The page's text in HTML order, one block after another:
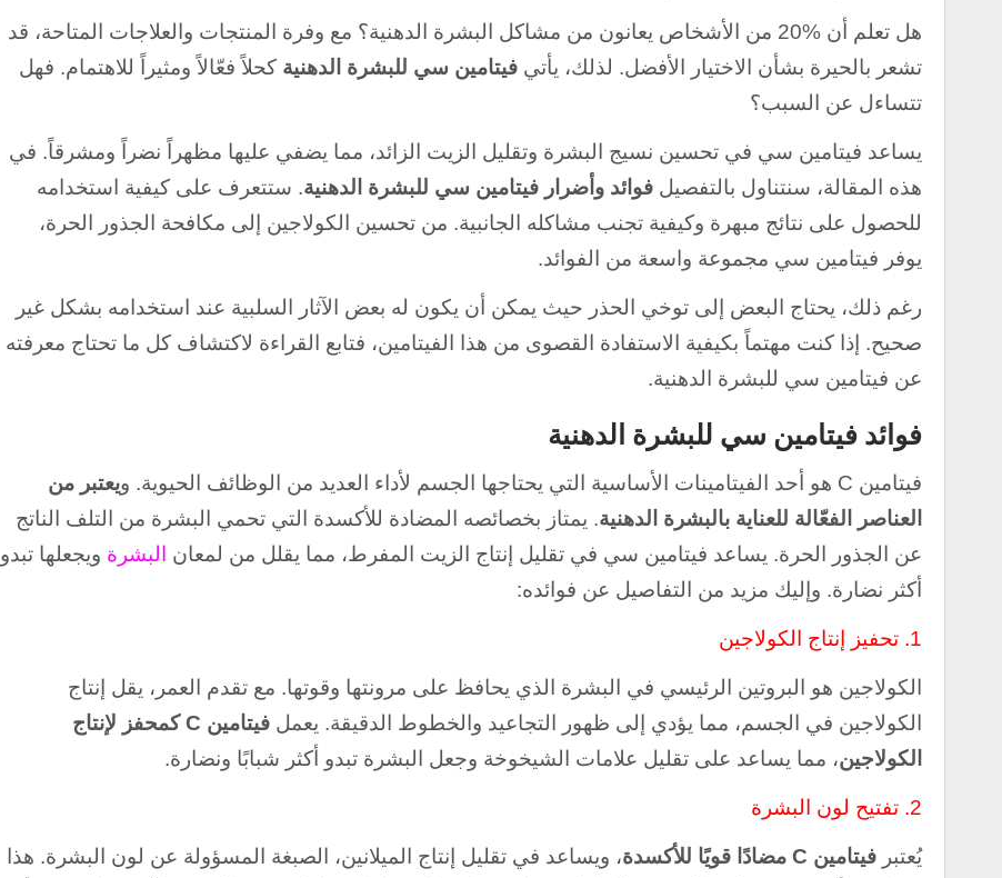
هل تعلم أن %20 من الأشخاص يعانون من مشاكل البشرة الدهنية؟ مع وفرة المنتجات والعلاجات المتاحة، قد
تشعر بالحيرة بشأن الاختيار الأفضل. لذلك، يأتي فيتامين سي للبشرة الدهنية كحلاً فعّالاً ومثيراً للاهتمام. فهل
تتساءل عن السبب؟
يساعد فيتامين سي في تحسين نسيج البشرة وتقليل الزيت الزائد، مما يضفي عليها مظهراً نضراً ومشرقاً. في
هذه المقالة، سنتناول بالتفصيل فوائد وأضرار فيتامين سي للبشرة الدهنية. ستتعرف على كيفية استخدامه
للحصول على نتائج مبهرة وكيفية تجنب مشاكله الجانبية. من تحسين الكولاجين إلى مكافحة الجذور الحرة،
يوفر فيتامين سي مجموعة واسعة من الفوائد.
رغم ذلك، يحتاج البعض إلى توخي الحذر حيث يمكن أن يكون له بعض الآثار السلبية عند استخدامه بشكل غير
صحيح. إذا كنت مهتماً بكيفية الاستفادة القصوى من هذا الفيتامين، فتابع القراءة لاكتشاف كل ما تحتاج معرفته
عن فيتامين سي للبشرة الدهنية.
فوائد فيتامين سي للبشرة الدهنية
فيتامين C هو أحد الفيتامينات الأساسية التي يحتاجها الجسم لأداء العديد من الوظائف الحيوية. و
يعتبر من
العناصر الفعّالة للعناية بالبشرة الدهنية. يمتاز بخصائصه المضادة للأكسدة التي تحمي البشرة من التلف الناتج
عن الجذور الحرة. يساعد فيتامين سي في تقليل إنتاج الزيت المفرط، مما يقلل من لمعان البشرة ويجعلها تبدو
أكثر نضارة. وإليك مزيد من التفاصيل عن فوائده:
1. تحفيز إنتاج الكولاجين
الكولاجين هو البروتين الرئيسي في البشرة الذي يحافظ على مرونتها وقوتها. مع تقدم العمر، يقل إنتاج
الكولاجين في الجسم، مما يؤدي إلى ظهور التجاعيد والخطوط الدقيقة. يعمل
فيتامين C كمحفز لإنتاج
الكولاجين، مما يساعد على تقليل علامات الشيخوخة وجعل البشرة تبدو أكثر شبابًا ونضارة.
2. تفتيح لون البشرة
يُعتبر فيتامين C مضادًا قويًا للأكسدة ، ويساعد في تقليل إنتاج الميلانين، الصبغة المسؤولة عن لون البشرة. هذا